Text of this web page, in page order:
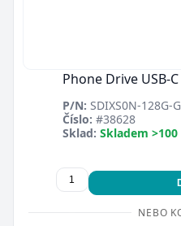
Phone Drive USB-
P/N: SDIXS0N-128G-
Číslo: #38628
Sklad: Skladem >100
NEBO